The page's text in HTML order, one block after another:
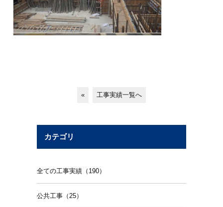
« 工事実績一覧へ
カテゴリ
全ての工事実績（190）
公共工事（25）